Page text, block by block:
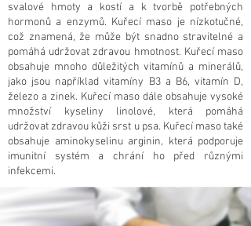
svalové hmoty a kostí a k tvorbě potřebných
hormonů a enzymů. Kuřecí maso je nízkotučné,
což znamená, že může být snadno stravitelné a
pomáhá udržovat zdravou hmotnost. Kuřecí maso
obsahuje mnoho důležitých vitamínů a minerálů,
jako jsou například vitamíny B3 a B6, vitamín D,
železo a zinek. Kuřecí maso dále obsahuje vysoké
množství kyseliny linolové, která pomáhá
udržovat zdravou kůži srst u psa. Kuřecí maso také
obsahuje aminokyselinu arginin, která podporuje
imunitní systém a chrání ho před různými
infekcemi.